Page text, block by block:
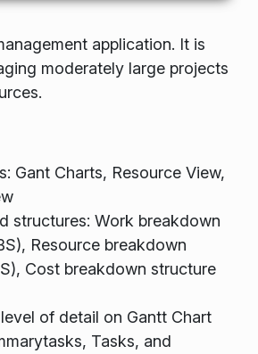
application. It is
moderately large projects
Gant Charts, Resource View,
structures: Work breakdown
Resource breakdown
Cost breakdown structure
of detail on Gantt Chart
Tasks, and